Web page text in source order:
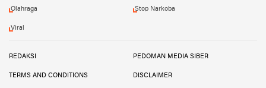
Olahraga Stop Narkoba
Viral
REDAKSI PEDOMAN MEDIA SIBER
TERMS AND CONDITIONS DISCLAIMER